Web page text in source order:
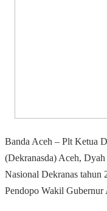
Banda Aceh – Plt Ketua
(Dekranasda) Aceh,
Nasional Dekranas tahun
Pendopo Wakil Gubernur